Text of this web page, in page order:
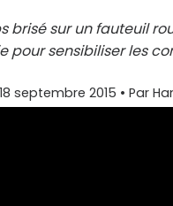
brisé sur un fauteuil
sensibiliser les
18 septembre 2015 • Par